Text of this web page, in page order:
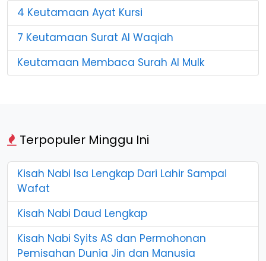
4 Keutamaan Ayat Kursi
7 Keutamaan Surat Al Waqiah
Keutamaan Membaca Surah Al Mulk
Terpopuler Minggu Ini
Kisah Nabi Isa Lengkap Dari Lahir Sampai
Wafat
Kisah Nabi Daud Lengkap
Kisah Nabi Syits AS dan Permohonan
Pemisahan Dunia Jin dan Manusia